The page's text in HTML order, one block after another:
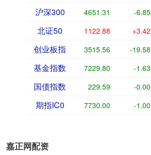
沪深300 4651.31 -6.85
北证50 1122.88 +3.42
创业板指 3515.56 -19.58
基金指数 7229.80 -1.63
国债指数 229.59 -0.00
期指IC0 7730.00 -1.00
嘉正网配资